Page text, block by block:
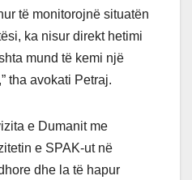
të monitorojnë situatën
ka nisur direkt hetimi
mund të kemi një
tha avokati Petraj.
e Dumanit me
e SPAK-ut në
dhe la të hapur